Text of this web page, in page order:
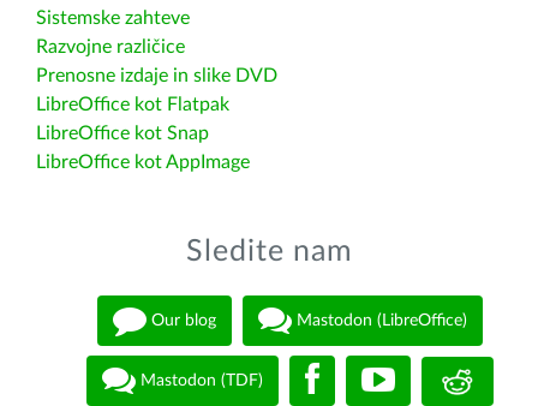
Sistemske zahteve
Razvojne različice
Prenosne izdaje in slike DVD
LibreOffice kot Flatpak
LibreOffice kot Snap
LibreOffice kot AppImage
Sledite nam
Our blog Mastodon (LibreOffice)
Mastodon (TDF)